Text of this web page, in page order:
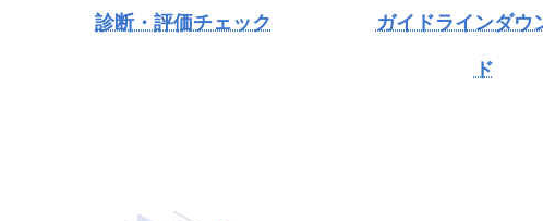
診断・評価チェック
ガイドラインダウ
ド